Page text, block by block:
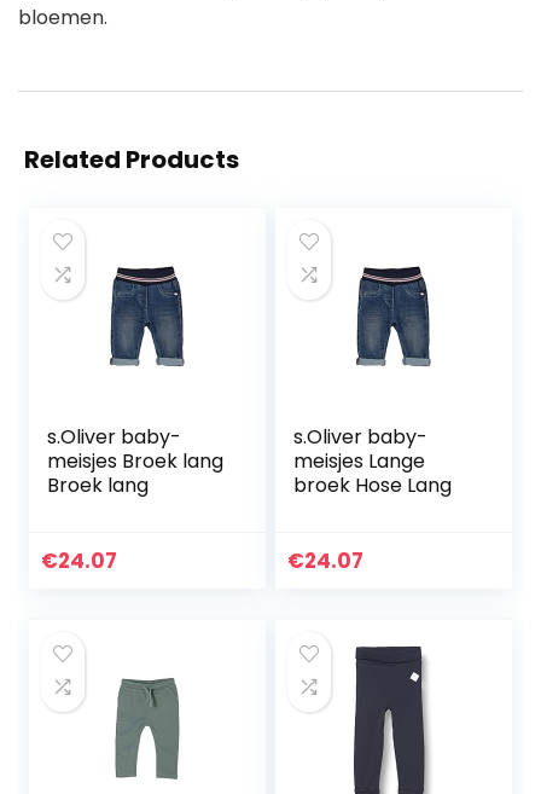
bloemen.
Related Products
s.Oliver baby-
meisjes Broek lang
Broek lang
€24.07
s.Oliver baby-
meisjes Lange
broek Hose Lang
€24.07